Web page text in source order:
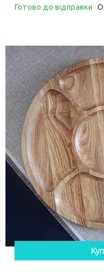
Готово до відправки